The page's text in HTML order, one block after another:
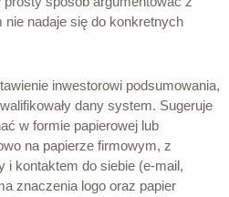
nadaje się do konkretnych
inwestorowi podsumowania,
dany system. Sugeruje
w formie papierowej lub
na papierze firmowym, z
i kontaktem do siebie (e-mail,
znaczenia logo oraz papier